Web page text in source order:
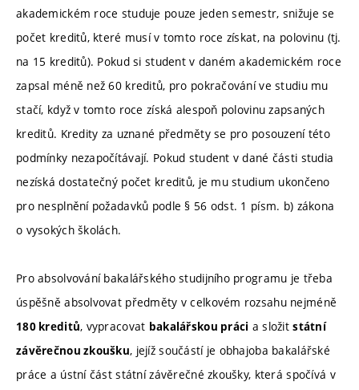
akademickém roce studuje pouze jeden semestr, snižuje se
počet kreditů, které musí v tomto roce získat, na polovinu (tj.
na 15 kreditů). Pokud si student v daném akademickém roce
zapsal méně než 60 kreditů, pro pokračování ve studiu mu
stačí, když v tomto roce získá alespoň polovinu zapsaných
kreditů. Kredity za uznané předměty se pro posouzení této
podmínky nezapočítávají. Pokud student v dané části studia
nezíská dostatečný počet kreditů, je mu studium ukončeno
pro nesplnění požadavků podle § 56 odst. 1 písm. b) zákona
o vysokých školách.
Pro absolvování bakalářského studijního programu je třeba
úspěšně absolvovat předměty v celkovém rozsahu nejméně
180 kreditů, vypracovat bakalářskou práci a složitstátní
závěrečnou zkoušku, jejíž součástí je obhajoba bakalářské
práce a ústní část státní závěrečné zkoušky, která spočívá v